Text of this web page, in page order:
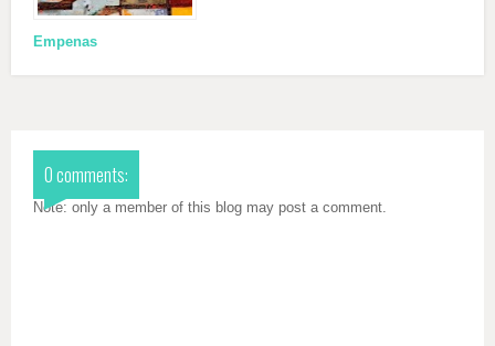
Empenas
0 comments:
Note: only a member of this blog may post a comment.